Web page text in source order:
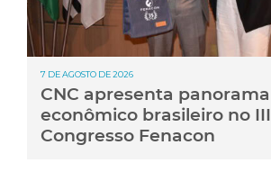
7 DE AGOSTO DE 2026
CNC apresenta panorama
econômico brasileiro no III
Congresso Fenacon